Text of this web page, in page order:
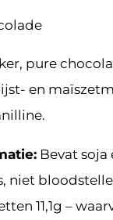
pure
en
Bevat
niet
11,1g –